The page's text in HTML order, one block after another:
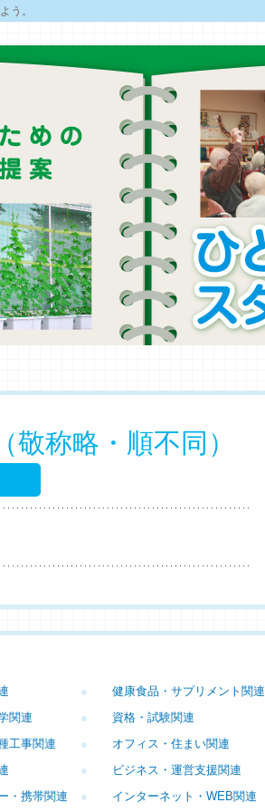
う。
称略・順不同）
健康食品・サプリメント関連
●
関連 資格・試験関連
●
工事関連 オフィス・住まい関連
●
ビジネス・運営支援関連
●
・携帯関連 インターネット・WEB関連
●